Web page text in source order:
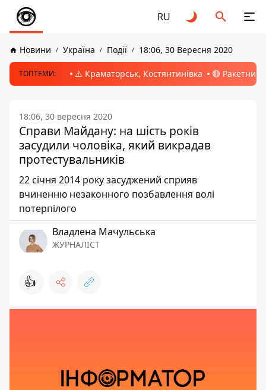
RU
Новини Україна Події 18:06, 30 Вересня 2020
ТОПТЕМИ: ⚠️ Краматорськ, Костянтинівка 🔴 Ракетний
18:06, 30 вересня 2020
Справи Майдану: на шість років
засудили чоловіка, який викрадав
протестувальників
22 січня 2014 року засуджений сприяв
вчиненню незаконного позбавлення волі
потерпілого
Владлена Мачульська
ЖУРНАЛІСТ
👍